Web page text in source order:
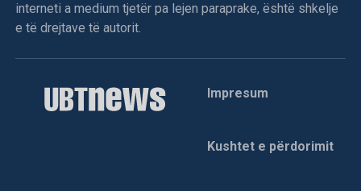
interneti a medium tjetër pa lejen paraprake, është shkelje
e të drejtave të autorit.
Impresum
Kushtet e përdorimit